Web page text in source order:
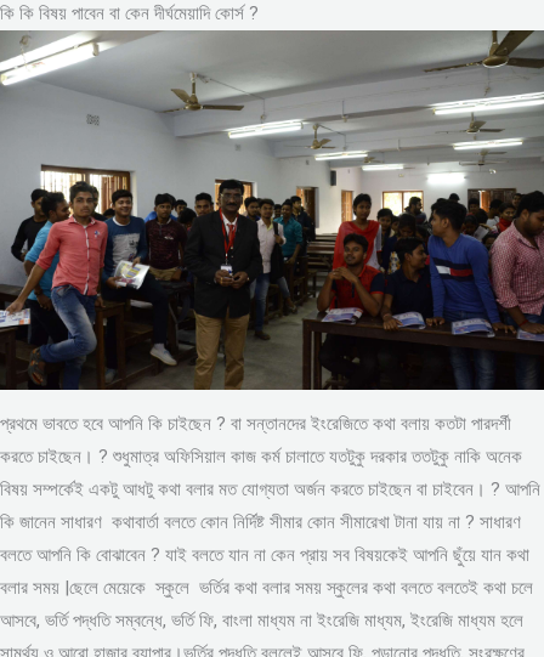
কি কি বিষয় পাবেন বা কেন দীর্ঘমেয়াদি কোর্স ?
প্রথমে ভাবতে হবে আপনি কি চাইছেন ? বা সন্তানদের ইংরেজিতে কথা বলায় কতটা পারদর্শী
করতে চাইছেন। ? শুধুমাত্র অফিসিয়াল কাজ কর্ম চালাতে যতটুকু দরকার ততটুকু নাকি অনেক
বিষয় সম্পর্কেই একটু আধটু কথা বলার মত যোগ্যতা অর্জন করতে চাইছেন বা চাইবেন। ? আপনি
কি জানেন সাধারণ কথাবার্তা বলতে কোন নির্দিষ্ট সীমার কোন সীমারেখা টানা যায় না ? সাধারণ
বলতে আপনি কি বোঝাবেন ? যাই বলতে যান না কেন প্রায় সব বিষয়কেই আপনি ছুঁয়ে যান কথা
বলার সময় |ছেলে মেয়েকে স্কুলে ভর্তির কথা বলার সময় স্কুলের কথা বলতে বলতেই কথা চলে
আসবে, ভর্তি পদ্ধতি সম্বন্ধে, ভর্তি ফি, বাংলা মাধ্যম না ইংরেজি মাধ্যম, ইংরেজি মাধ্যম হলে